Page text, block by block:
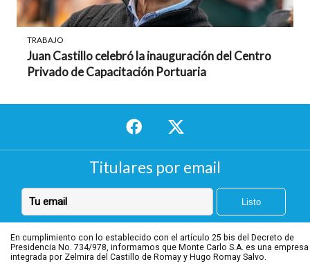
TRABAJO
Juan Castillo celebró la inauguración del Centro
Privado de Capacitación Portuaria
Titulares por email
En cumplimiento con lo establecido con el artículo 25 bis del Decreto de
Presidencia No. 734/978, informamos que Monte Carlo S.A. es una empresa
integrada por Zelmira del Castillo de Romay y Hugo Romay Salvo.